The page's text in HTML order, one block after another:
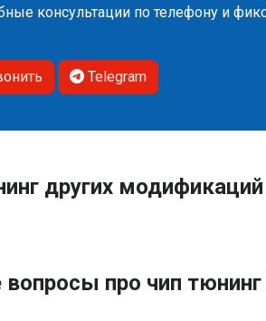
консультации по телефону и
Telegram
других
про чип тюнинг